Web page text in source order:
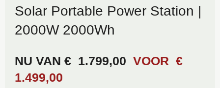
Solar Portable Power Station |
2000W 2000Wh
NU VAN € 1.799,00 VOOR €
1.499,00